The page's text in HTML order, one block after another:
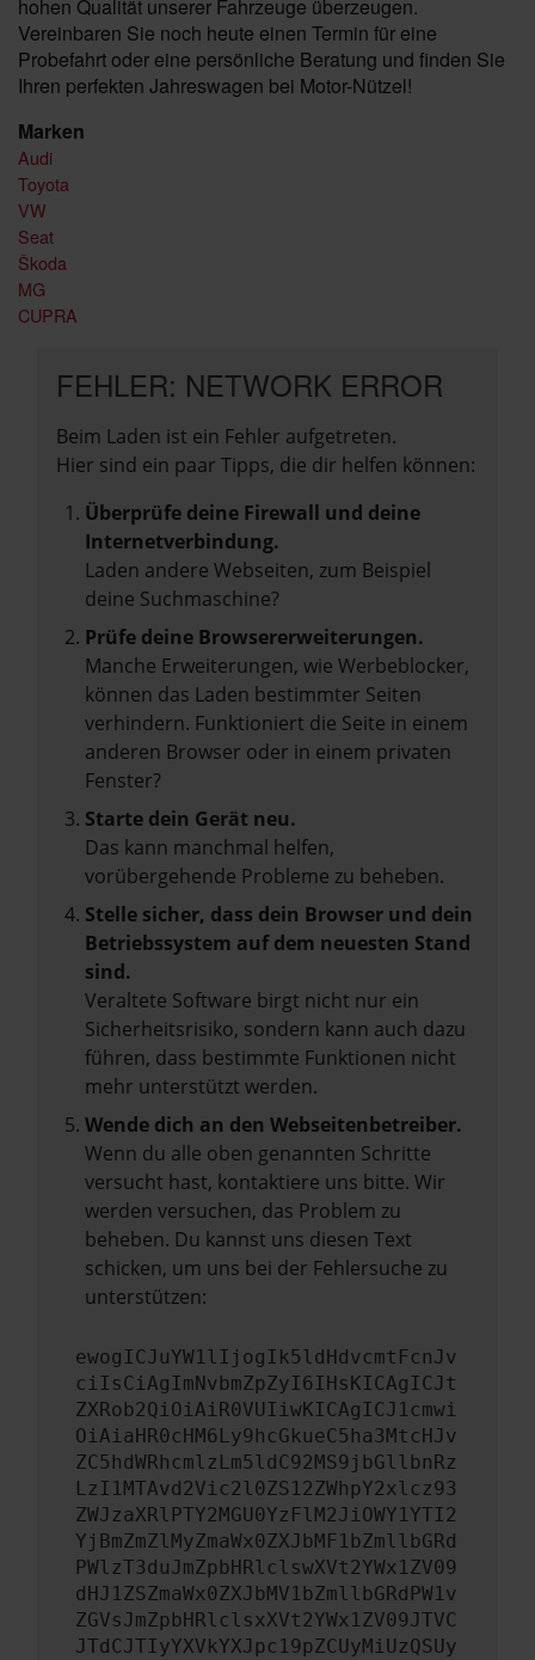
hohen Qualität unserer Fahrzeuge überzeugen.
Vereinbaren Sie noch heute einen Termin für eine
Probefahrt oder eine persönliche Beratung und finden Sie
Ihren perfekten Jahreswagen bei Motor-Nützel!
Marken
Audi
Toyota
VW
Seat
Škoda
MG
CUPRA
FEHLER: NETWORK ERROR
Beim Laden ist ein Fehler aufgetreten.
Hier sind ein paar Tipps, die dir helfen können:
Überprüfe deine Firewall und deine
Internetverbindung.
Laden andere Webseiten, zum Beispiel
deine Suchmaschine?
Prüfe deine Browsererweiterungen.
Manche Erweiterungen, wie Werbeblocker,
können das Laden bestimmter Seiten
verhindern. Funktioniert die Seite in einem
anderen Browser oder in einem privaten
Fenster?
Starte dein Gerät neu.
Das kann manchmal helfen,
vorübergehende Probleme zu beheben.
Stelle sicher, dass dein Browser und dein
Betriebssystem auf dem neuesten Stand
sind.
Veraltete Software birgt nicht nur ein
Sicherheitsrisiko, sondern kann auch dazu
führen, dass bestimmte Funktionen nicht
mehr unterstützt werden.
Wende dich an den Webseitenbetreiber.
Wenn du alle oben genannten Schritte
versucht hast, kontaktiere uns bitte. Wir
werden versuchen, das Problem zu
beheben. Du kannst uns diesen Text
schicken, um uns bei der Fehlersuche zu
unterstützen:
ewogICJuYW1lIjogIk5ldHdvcmtFcnJv
ciIsCiAgImNvbmZpZyI6IHsKICAgICJt
ZXRob2QiOiAiR0VUIiwKICAgICJ1cmwi
OiAiaHR0cHM6Ly9hcGkueC5ha3MtcHJv
ZC5hdWRhcmlzLm5ldC92MS9jbGllbnRz
LzI1MTAvd2Vic2l0ZS12ZWhpY2xlcz93
ZWJzaXRlPTY2MGU0YzFlM2JiOWY1YTI2
YjBmZmZlMyZmaWx0ZXJbMF1bZmllbGRd
PWlzT3duJmZpbHRlclswXVt2YWx1ZV09
dHJ1ZSZmaWx0ZXJbMV1bZmllbGRdPW1v
ZGVsJmZpbHRlclsxXVt2YWx1ZV09JTVC
JTdCJTIyYXVkYXJpc19pZCUyMiUzQSUy